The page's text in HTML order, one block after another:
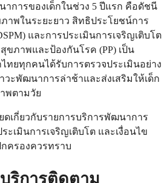
าการของเด็กในช่วง 5 ปีแรก คือดัชนี
พในระยะยาว สิทธิประโยชน์การ
และการประเมินการเจริญเติบโต
ขภาพและป้องกันโรค (PP) เป็น
ทยทุกคนได้รับการตรวจประเมินอย่าง
วะพัฒนาการล่าช้าและส่งเสริมให้เด็ก
พตามวัย
ดเกี่ยวกับรายการบริการพัฒนาการ
ะเมินการเจริญเติบโต และเงื่อนไข
ครองควรทราบ
ริการติดตาม